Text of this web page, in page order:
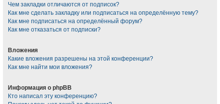
Чем закладки отличаются от подписок?
Как мне сделать закладку или подписаться на определённую тему?
Как мне подписаться на определённый форум?
Как мне отказаться от подписки?
Вложения
Какие вложения разрешены на этой конференции?
Как мне найти мои вложения?
Информация о phpBB
Кто написал эту конференцию?